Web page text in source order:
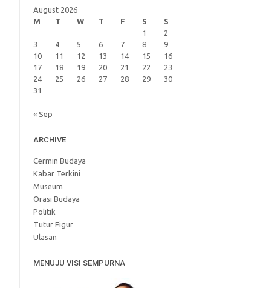
August 2026
M
T W T F S
S
1
2
3
4 5 6 7 8
9
10
11 12 13 14 15
16
17
18 19 20 21 22
23
24
25 26 27 28 29
30
31
« Sep
ARCHIVE
Cermin Budaya
Kabar Terkini
Museum
Orasi Budaya
Politik
Tutur Figur
Ulasan
MENUJU VISI SEMPURNA